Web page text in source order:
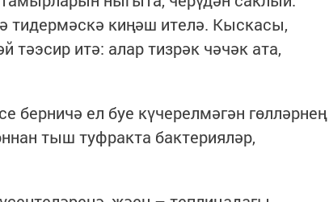
тидермәскә киңәш ителә. Кыскасы,
тәэсир итә: алар тизрәк чәчәк ата,
берничә ел буе күчерелмәгән гөлләрнең
тыш туфракта бактерияләр,